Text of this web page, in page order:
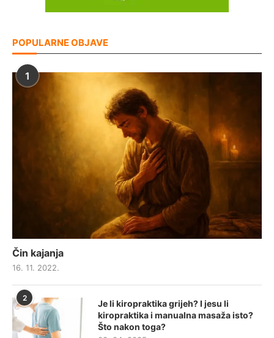
POPULARNE OBJAVE
1
Čin kajanja
16. 11. 2022.
2
Je li kiropraktika grijeh? I jesu li
kiropraktika i manualna masaža isto?
Što nakon toga?